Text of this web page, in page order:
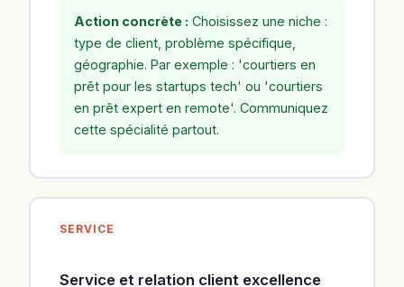
Action concrète : Choisissez une niche :
type de client, problème spécifique,
géographie. Par exemple : 'courtiers en
prêt pour les startups tech' ou 'courtiers
en prêt expert en remote'. Communiquez
cette spécialité partout.
SERVICE
Service et relation client excellence